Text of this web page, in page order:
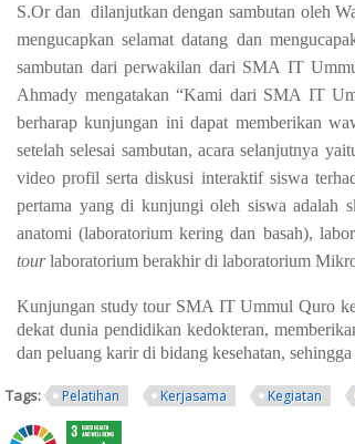
S.Or dan dilanjutkan dengan sambutan oleh
mengucapkan selamat datang dan
sambutan dari perwakilan dari SMA IT
Ahmady mengatakan “Kami dari SMA IT
berharap kunjungan ini dapat memberikan
setelah selesai sambutan, acara selanjutnya
video profil serta diskusi interaktif siswa
pertama yang di kunjungi oleh siswa adalah
anatomi (laboratorium kering dan basah),
tourlaboratorium berakhir di laboratorium
Kunjungan study tour SMA IT Ummul Quro
dekat dunia pendidikan kedokteran,
dan peluang karir di bidang kesehatan,
Tags: Pelatihan Kerjasama Kegiatan